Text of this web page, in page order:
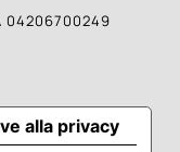
04206700249
alla privacy